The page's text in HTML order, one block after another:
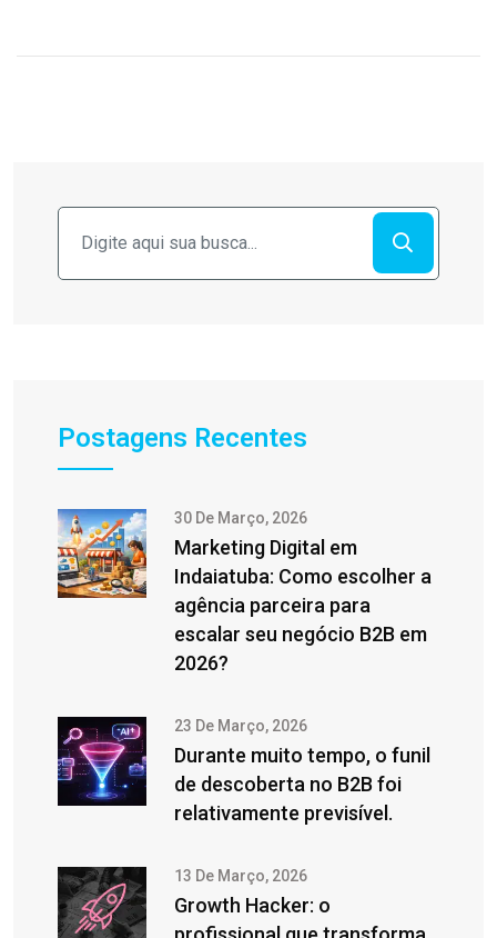
Postagens Recentes
30 De Março, 2026
Marketing Digital em
Indaiatuba: Como escolher a
agência parceira para
escalar seu negócio B2B em
2026?
23 De Março, 2026
Durante muito tempo, o funil
de descoberta no B2B foi
relativamente previsível.
13 De Março, 2026
Growth Hacker: o